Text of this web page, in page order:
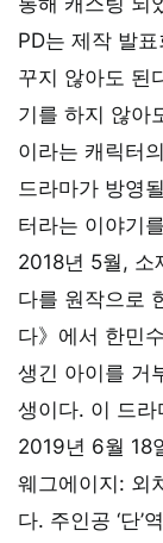
PD는 제작 발
꾸지 않아도 된
기를 하지 않아
이라는 캐릭터
드라마가 방영
터라는 이야기
2018년 5월, 소
다를 원작으로
다》에서 한민
생긴 아이를 거
생이다. 이 드
2019년 6월 18
웨그에이지: 외
다. 주인공 ‘단’